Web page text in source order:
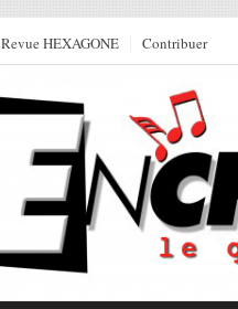
Revue HEXAGONE Contribuer